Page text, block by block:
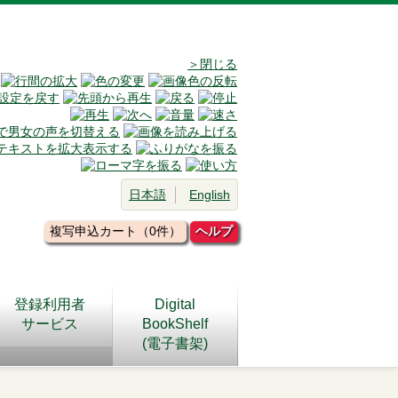
＞閉じる
日本語 English
複写申込カート（0件） ヘルプ
登録利用者
サービス
Digital
BookShelf
(電子書架)